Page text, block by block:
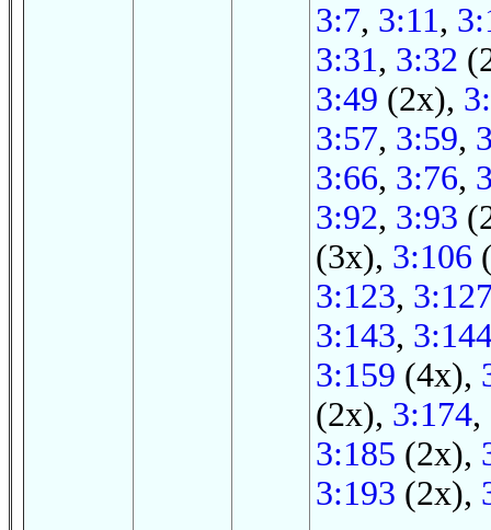
3:7, 3:11,
3:31, 3:32
3:49 (2x),
3:57, 3:59,
3:66, 3:76,
3:92, 3:93
(3x), 3:106
3:123,
3:143,
3:159 (4x),
(2x), 3:174,
3:185 (2x),
3:193 (2x),